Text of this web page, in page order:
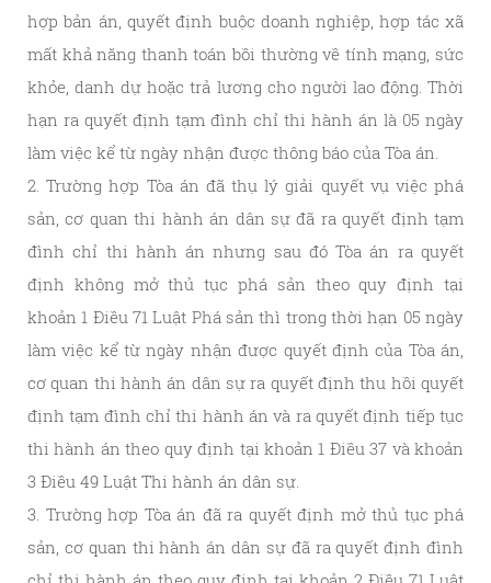
hợp bản án, quyết định buộc doanh nghiệp, hợp tác xã
mất khả năng thanh toán bồi thường về tính mạng, sức
khỏe, danh dự hoặc trả lương cho người lao động. Thời
hạn ra quyết định tạm đình chỉ thi hành án là 05 ngày
làm việc kể từ ngày nhận được thông báo của Tòa án.
2. Trường hợp Tòa án đã thụ lý giải quyết vụ việc phá
sản, cơ quan thi hành án dân sự đã ra quyết định tạm
đình chỉ thi hành án nhưng sau đó Tòa án ra quyết
định không mở thủ tục phá sản theo quy định tại
khoản 1 Điều 71 Luật Phá sản thì trong thời hạn 05 ngày
làm việc kể từ ngày nhận được quyết định của Tòa án,
cơ quan thi hành án dân sự ra quyết định thu hồi quyết
định tạm đình chỉ thi hành án và ra quyết định tiếp tục
thi hành án theo quy định tại khoản 1 Điều 37 và khoản
3 Điều 49 Luật Thi hành án dân sự.
3. Trường hợp Tòa án đã ra quyết định mở thủ tục phá
sản, cơ quan thi hành án dân sự đã ra quyết định đình